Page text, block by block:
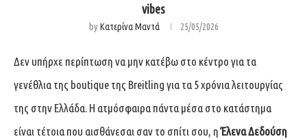
vibes
byΚατερίνα Μαντά 25/05/2026
Δεν υπήρχε περίπτωση να μην κατέβω στο κέντρο για τα
γενέθλια της boutique της Breitling για τα 5 χρόνια λειτουργίας
της στην Ελλάδα. Η ατμόσφαιρα πάντα μέσα στο κατάστημα
είναι τέτοια που αισθάνεσαι σαν το σπίτι σου, ηΈλενα Δεδούση